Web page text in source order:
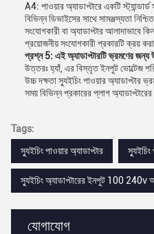
যোগাযোগ
A4: পাওয়ার অ্যাডাপ্টারে একটি
বিভিন্ন ডিভাইসের সাথে সামঞ্জস্যতা
সংযোগকারী বা অ্যাডাপ্টার আলাদাভাবে
প্রয়োজনীয় সংযোগকারী প্রকারটি ক্রয়
প্রশ্ন 5: এই অ্যাডাপ্টারটি ভ্রমণের
উত্তরঃ হ্যাঁ, এর বিস্তৃত ইনপুট ভোল্টেজ
উচ্চ দক্ষতা স্যুইচিং পাওয়ার অ্যাডাপ্টার
সময় বিভিন্ন প্রকারের প্লাগ
Tags:
স্যুইচিং পাওয়ার অ্যাডাপ্টার
স্যুইচিং অ্যাডাপ্টারের ইনপুট 100